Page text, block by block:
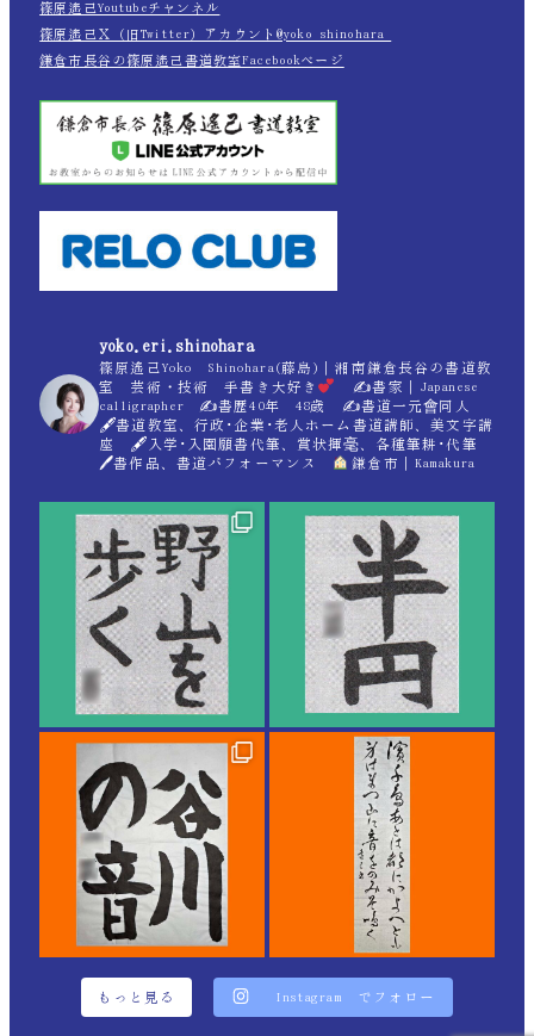
篠原遙己Youtubeチャンネル
篠原遙己Ｘ（旧Twitter）アカウント@yoko_shinohara_
鎌倉市長谷の篠原遙己書道教室Facebookページ
yoko.eri.shinohara
篠原遙己Yoko Shinohara(藤島)｜湘南鎌倉長谷の書道教
室 芸術・技術 手書き大好き
✍書家｜Japanese
calligrapher ✍書歴40年 48歳 ✍書道一元會同人
🖋書道教室、行政･企業･老人ホーム書道講師、美文字講
座 🖋入学･入園願書代筆、賞状揮毫、各種筆耕･代筆
🖊書作品、書道パフォーマンス
鎌倉市｜Kamakura
もっと見る Instagram でフォロー